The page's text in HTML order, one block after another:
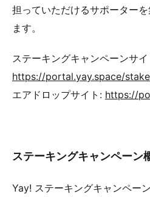
担っていただけるサポーター
ます。
ステーキングキャンペーンサ
https://portal.yay.space/stake
エアドロップサイト: https://
ステーキングキャンペーン
Yay! ステーキングキャンペー